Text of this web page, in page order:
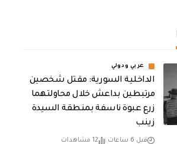
عربي ودولي
الداخلية السورية: مقتل شخصين
مرتبطين بداعش خلال محاولتهما
زرع عبوة ناسفة بمنطقة السيدة
زينب
قبل 6 ساعات 12 مشاهدات